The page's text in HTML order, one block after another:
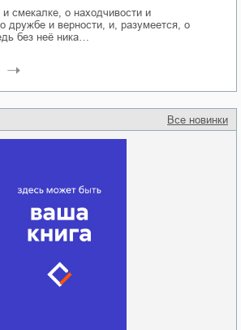
Все новинки
и смекалке, о находчивости и
дружбе и верности, и, разумеется, о
без неё ника…